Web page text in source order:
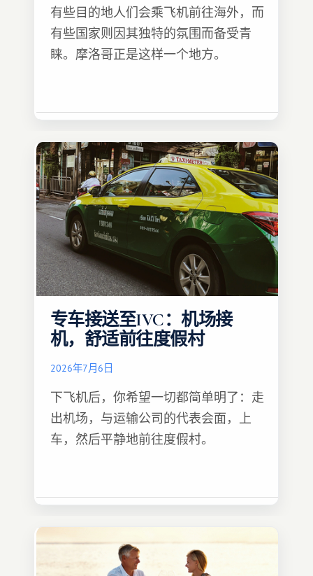
有些目的地人们会乘飞机前往海外，而
有些国家则因其独特的氛围而备受青
睐。摩洛哥正是这样一个地方。
专车接送至IVC：机场接
机，舒适前往度假村
2026年7月6日
下飞机后，你希望一切都简单明了：走
出机场，与运输公司的代表会面，上
车，然后平静地前往度假村。